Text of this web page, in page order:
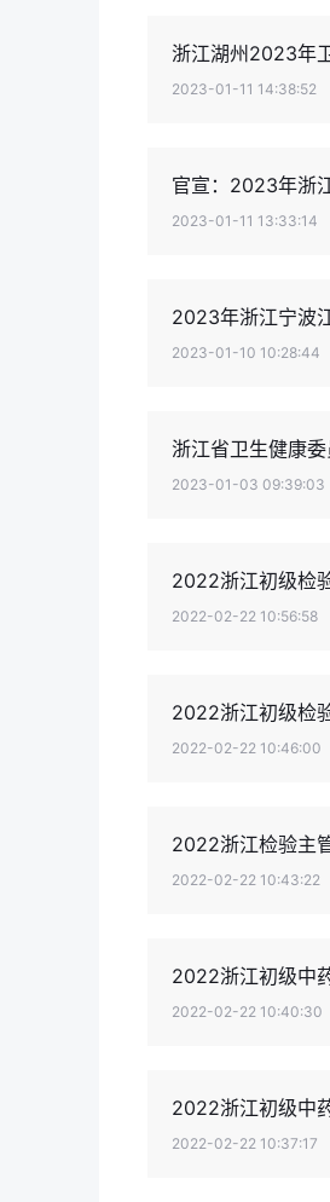
浙江湖州2023年
2023-01-11 14:38:52
官宣：2023年浙
2023-01-11 13:33:14
2023年浙江宁波
2023-01-10 10:28:44
浙江省卫生健康
2023-01-03 09:39:03
2022浙江初级检
2022-02-22 10:56:58
2022浙江初级检
2022-02-22 10:46:00
2022浙江检验主
2022-02-22 10:43:22
2022浙江初级中
2022-02-22 10:40:30
2022浙江初级中
2022-02-22 10:37:17